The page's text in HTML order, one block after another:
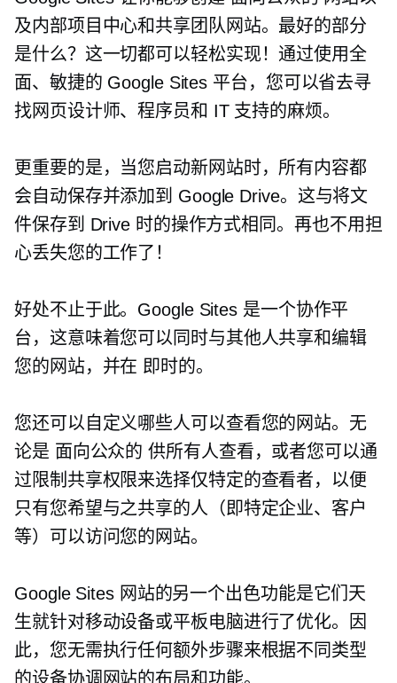
及内部项目中心和共享团队网站。最好的部分
是什么？这一切都可以轻松实现！通过使用全
面、敏捷的 Google Sites 平台，您可以省去寻
找网页设计师、程序员和 IT 支持的麻烦。
更重要的是，当您启动新网站时，所有内容都
会自动保存并添加到 Google Drive。这与将文
件保存到 Drive 时的操作方式相同。再也不用担
心丢失您的工作了！
好处不止于此。Google Sites 是一个协作平
台，这意味着您可以同时与其他人共享和编辑
您的网站，并在 即时的。
您还可以自定义哪些人可以查看您的网站。无
论是 面向公众的 供所有人查看，或者您可以通
过限制共享权限来选择仅特定的查看者，以便
只有您希望与之共享的人（即特定企业、客户
等）可以访问您的网站。
Google Sites 网站的另一个出色功能是它们天
生就针对移动设备或平板电脑进行了优化。因
此，您无需执行任何额外步骤来根据不同类型
的设备协调网站的布局和功能。